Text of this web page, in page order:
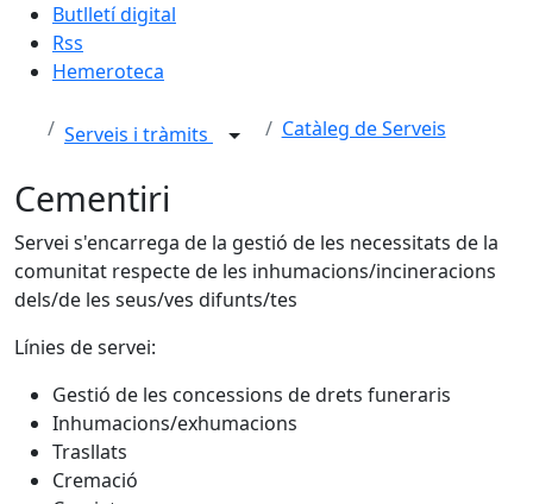
Butlletí digital
Rss
Hemeroteca
Serveis i tràmits Catàleg de Serveis
Cementiri
Servei s'encarrega de la gestió de les necessitats de la
comunitat respecte de les inhumacions/incineracions
dels/de les seus/ves difunts/tes
Línies de servei:
Gestió de les concessions de drets funeraris
Inhumacions/exhumacions
Trasllats
Cremació